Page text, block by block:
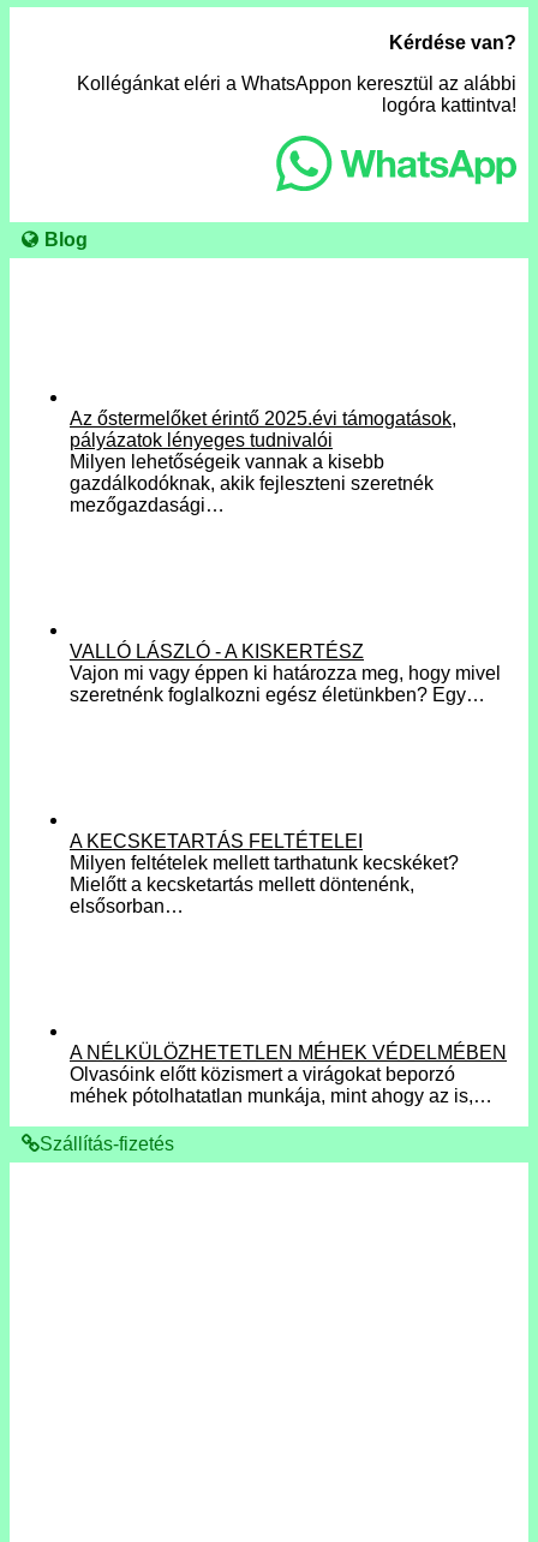
Kérdése van?
Kollégánkat eléri a WhatsAppon keresztül az alábbi
logóra kattintva!
Blog
Az őstermelőket érintő 2025.évi támogatások,
pályázatok lényeges tudnivalói
Milyen lehetőségeik vannak a kisebb
gazdálkodóknak, akik fejleszteni szeretnék
mezőgazdasági…
VALLÓ LÁSZLÓ - A KISKERTÉSZ
Vajon mi vagy éppen ki határozza meg, hogy mivel
szeretnénk foglalkozni egész életünkben? Egy…
A KECSKETARTÁS FELTÉTELEI
Milyen feltételek mellett tarthatunk kecskéket?
Mielőtt a kecsketartás mellett döntenénk,
elsősorban…
A NÉLKÜLÖZHETETLEN MÉHEK VÉDELMÉBEN
Olvasóink előtt közismert a virágokat beporzó
méhek pótolhatatlan munkája, mint ahogy az is,…
Szállítás-fizetés